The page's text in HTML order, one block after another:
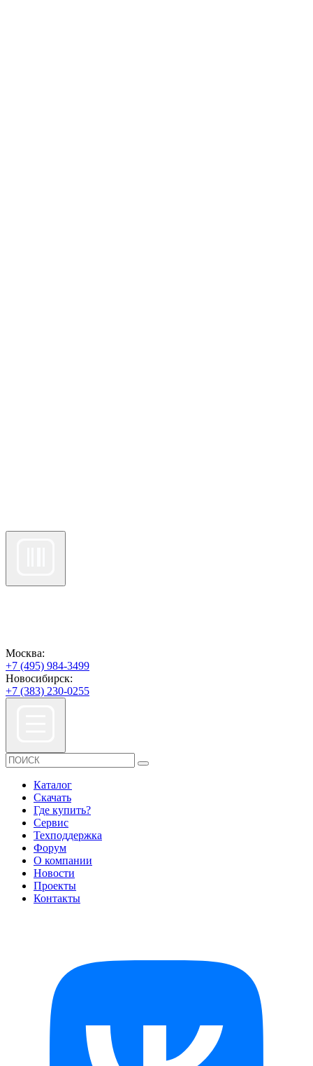
Москва:
+7 (495) 984-3499
Новосибирск:
+7 (383) 230-0255
Каталог
Скачать
Где купить?
Сервис
Техподдержка
Форум
О компании
Новости
Проекты
Контакты